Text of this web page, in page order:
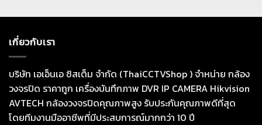
เกี่ยวกับเรา
บริษัท เอเอ็นเอ ซิสเต็ม จำกัด (ThaiCCTVShop ) จำหน่าย กล้อง
วงจรปิด ราคาถูก เครื่องบันทึกภาพ DVR IP CAMERA Hikvision
AVTECH กล้องวงจรปิดคุณภาพสูง รับประกันคุณภาพดีที่สุด
โดยทีมงานมืออาชีพที่มีประสบการณ์มากกว่า 10 ปี